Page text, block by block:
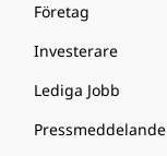
Företag
Investerare
Lediga Jobb